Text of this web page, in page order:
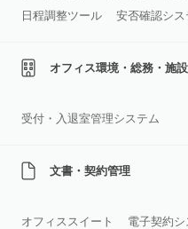
日程調整ツール
安否確認シス
オフィス環境・総務・施
受付・入退室管理システム
文書・契約管理
オフィススイート 電子契約シ